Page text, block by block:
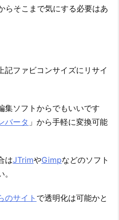
らそこまで気にする必要はあ
記ファビコンサイズにリサイ
集ソフトからでもいいです
バータ 」から手軽に変換可能
はJTrimやGimpなどのソフト
のサイト で透明化は可能かと